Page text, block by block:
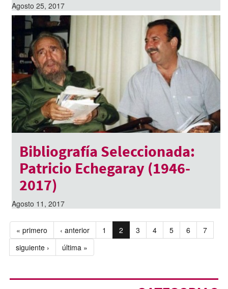
Agosto 25, 2017
Bibliografía Seleccionada:
Patricio Echegaray (1946-
2017)
Agosto 11, 2017
« primero ‹ anterior 1 2 3 4 5 6
7
siguiente ›
última »